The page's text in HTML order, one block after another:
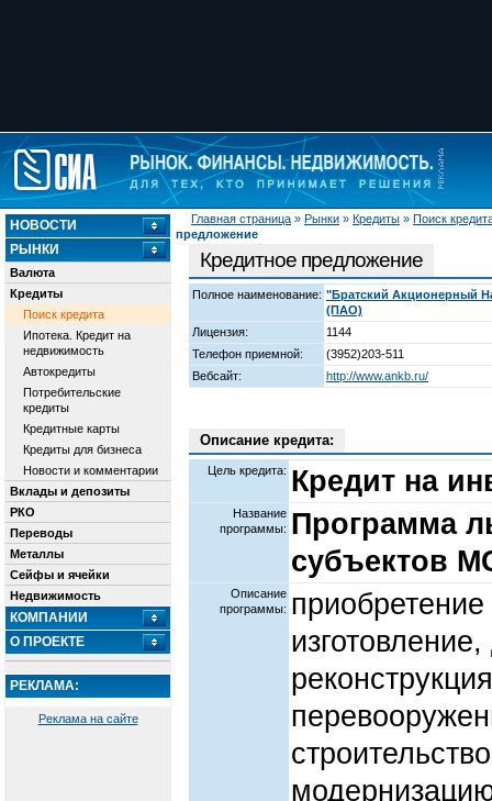
Главная страница » Рынки » Кредиты » Поиск
предложение
НОВОСТИ
РЫНКИ
Валюта
Кредиты
Поиск кредита
Ипотека. Кредит на
недвижимость
Автокредиты
Потребительские
кредиты
Кредитные карты
Кредиты для бизнеса
Новости и комментарии
Вклады и депозиты
РКО
Переводы
Металлы
Сейфы и ячейки
Недвижимость
КОМПАНИИ
О ПРОЕКТЕ
РЕКЛАМА:
Реклама на сайте
Кредитное предложение
Полное наименование: "Братский Акционерный
(ПАО)
Лицензия:
1144
Телефон приемной:
(3952)203-511
Вебсайт:
http://www.ankb.ru/
Описание кредита:
Цель кредита: Кредит на
Название
программы: Программа
субъектов
Описание
программы: